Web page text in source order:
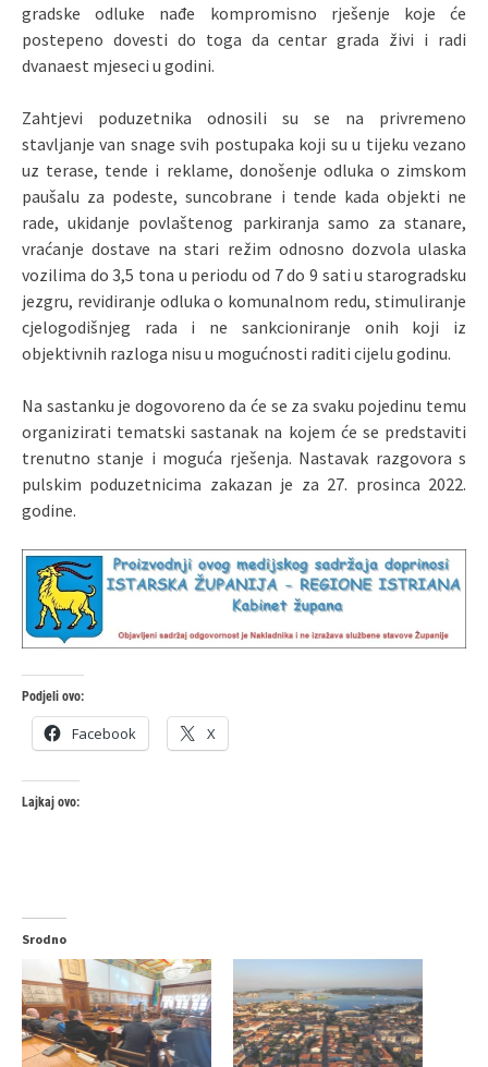
gradske odluke nađe kompromisno rješenje koje će
postepeno dovesti do toga da centar grada živi i radi
dvanaest mjeseci u godini.
Zahtjevi poduzetnika odnosili su se na privremeno
stavljanje van snage svih postupaka koji su u tijeku vezano
uz terase, tende i reklame, donošenje odluka o zimskom
paušalu za podeste, suncobrane i tende kada objekti ne
rade, ukidanje povlaštenog parkiranja samo za stanare,
vraćanje dostave na stari režim odnosno dozvola ulaska
vozilima do 3,5 tona u periodu od 7 do 9 sati u starogradsku
jezgru, revidiranje odluka o komunalnom redu, stimuliranje
cjelogodišnjeg rada i ne sankcioniranje onih koji iz
objektivnih razloga nisu u mogućnosti raditi cijelu godinu.
Na sastanku je dogovoreno da će se za svaku pojedinu temu
organizirati tematski sastanak na kojem će se predstaviti
trenutno stanje i moguća rješenja. Nastavak razgovora s
pulskim poduzetnicima zakazan je za 27. prosinca 2022.
godine.
Podjeli ovo:
Facebook X
Lajkaj ovo:
Srodno